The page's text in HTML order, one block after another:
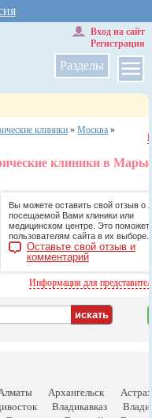
Разделы
Вход на сайт
Регистрация
клиники »Москва »
клиники в
Вы можете оставить свой отзыв о
посещаемой Вами клиники или
медицинском центре. Это поможет
пользователям сайта в их выборе.
Оставьте свой отзыв и
комментарий
Информация для
Архангельск
Владикавказ